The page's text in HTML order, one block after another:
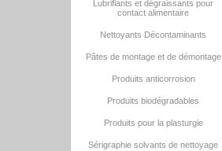
Lubrifiants et dégraissants pour
contact alimentaire
Nettoyants Décontaminants
Pâtes de montage et de démontage
Produits anticorrosion
Produits biodégradables
Produits pour la plasturgie
Sérigraphie solvants de nettoyage